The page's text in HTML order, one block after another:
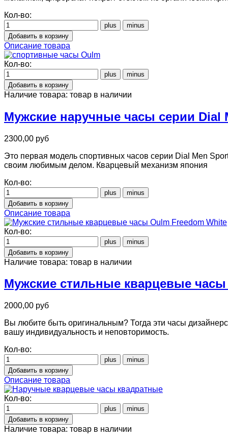
Кол-во:
Описание товара
Кол-во:
Наличие товара: товар в наличии
Мужские наручные часы серии Dial
2300,00 руб
Это первая модель спортивных часов серии Dial Men
своим любимым делом. Кварцевый механизм япония
Кол-во:
Описание товара
Кол-во:
Наличие товара: товар в наличии
Мужские стильные кварцевые
2000,00 руб
Вы любите быть оригинальным? Тогда эти часы
вашу индивидуальность и неповторимость.
Кол-во:
Описание товара
Кол-во:
Наличие товара: товар в наличии